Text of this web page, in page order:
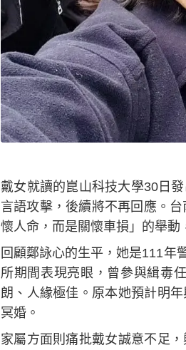
戴女就讀的崑山科技大學30日
言語攻擊，後續將不再回應。
懷人命，而是關懷車損」的舉動
回顧鄭詠心的生平，她是111年
所期間表現亮眼，曾參與緝毒
朗、人緣極佳。原本她預計明
冥婚。
家屬方面則痛批戴女誠意不足